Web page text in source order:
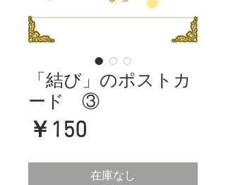
「結び」のポストカ
ード ③
￥150
格
在庫なし